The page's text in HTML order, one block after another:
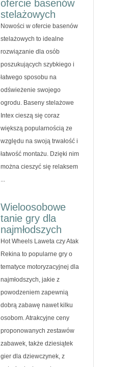
ofercie basenów
stelażowych
Nowości w ofercie basenów
stelażowych to idealne
rozwiązanie dla osób
poszukujących szybkiego i
łatwego sposobu na
odświeżenie swojego
ogrodu. Baseny stelażowe
Intex cieszą się coraz
większą popularnością ze
względu na swoją trwałość i
łatwość montażu. Dzięki nim
można cieszyć się relaksem
Wieloosobowe
tanie gry dla
najmłodszych
Hot Wheels Laweta czy Atak
Rekina to popularne gry o
tematyce motoryzacyjnej dla
najmłodszych, jakie z
powodzeniem zapewnią
dobrą zabawę nawet kilku
osobom. Atrakcyjne ceny
proponowanych zestawów
zabawek, także dziesiątek
gier dla dziewczynek, z